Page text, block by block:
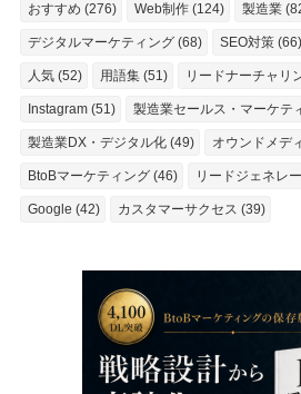
おすすめ (276) Web制作 (124) 製造業
デジタルマーケティング (68) SEO対策 (66)
人気 (52) 用語集 (51) リードナーチャリ
Instagram (51) 製造業セールス・マーケテ
製造業DX・デジタル化 (49) オウンドメデ
BtoBマーケティング (46) リードジェネレ
Google (42) カスタマーサクセス (39)